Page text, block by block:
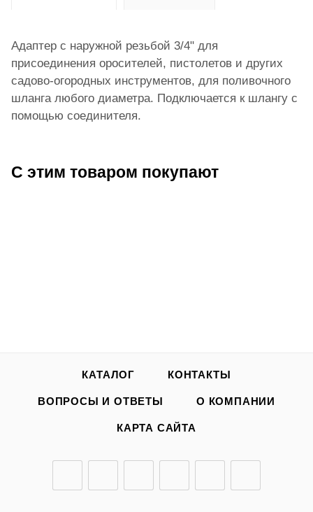
Адаптер с наружной резьбой 3/4" для
присоединения оросителей, пистолетов и других
садово-огородных инструментов, для поливочного
шланга любого диаметра. Подключается к шлангу с
помощью соединителя.
С этим товаром покупают
КАТАЛОГ КОНТАКТЫ
ВОПРОСЫ И ОТВЕТЫ О КОМПАНИИ
КАРТА САЙТА